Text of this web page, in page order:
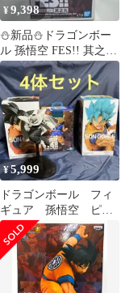
¥9,398
⛄新品⛄ドラゴンボー
ル 孫悟空 FES!! 其之九
孫悟空 0079
¥5,999
ドラゴンボール フィ
ギュア 孫悟空 ピッ
コロ 4点セット